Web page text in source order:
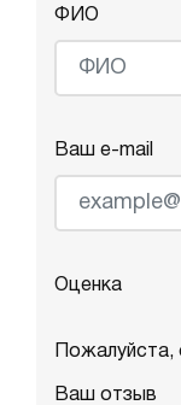
ФИО
Ваш e-mail
Оценка
Пожалуйста,
Ваш отзыв